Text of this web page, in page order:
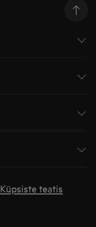
Küpsiste teatis